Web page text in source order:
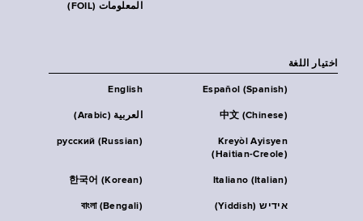
المعلومات (FOIL)
اختيار اللغة
English Español (Spanish)
العربية (Arabic) 中文 (Chinese)
русский (Russian)
Kreyòl Ayisyen
(Haitian-Creole)
한국어 (Korean) Italiano (Italian)
বাংলা (Bengali) אידיש (Yiddish)